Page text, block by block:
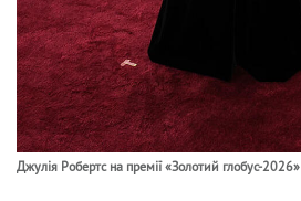
Джулія Робертс на премії «Золотий глобус-2026»